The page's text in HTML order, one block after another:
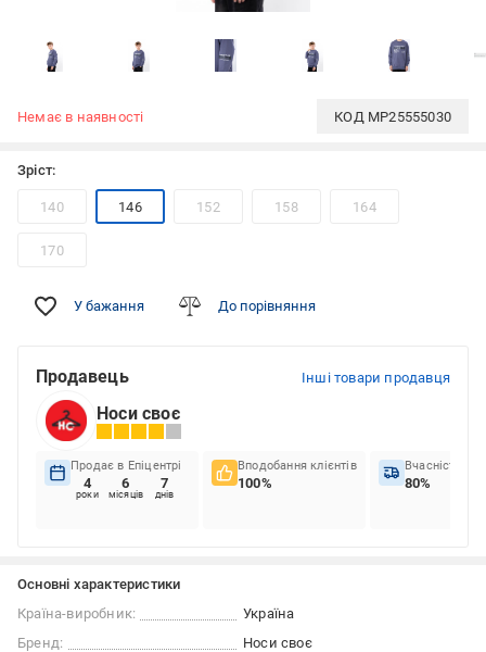
Немає в наявності КОД MP25555030
Зріст:
140 146 152 158 164
170
У бажання До порівняння
Продавець Інші товари продавця
Носи своє
Продає в Епіцентрі
4
роки
6
місяців
7
днів
Вподобання клієнтів
100%
Вчасність
80%
Основні характеристики
Країна-виробник:
Україна
Бренд:
Носи своє